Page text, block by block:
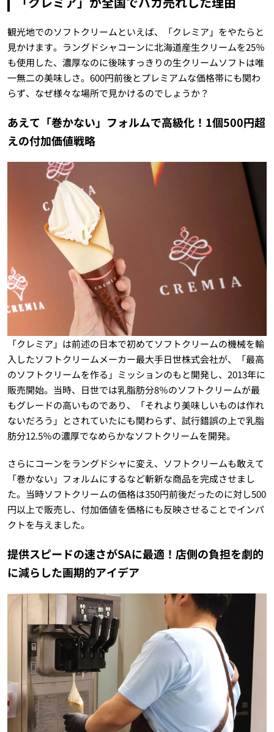
観光地でのソフトクリームといえば、「クレミア」をやたらと
見かけます。ラングドシャコーンに北海道産生クリームを25％
も使用した、濃厚なのに後味すっきりの生クリームソフトは唯
一無二の美味しさ。600円前後とプレミアムな価格帯にも関わ
らず、なぜ様々な場所で見かけるのでしょうか？
あえて「巻かない」フォルムで高級化！1個500円超
えの付加価値戦略
「クレミア」は前述の日本で初めてソフトクリームの機械を輸
入したソフトクリームメーカー最大手日世株式会社が、「最高
のソフトクリームを作る」ミッションのもと開発し、2013年に
販売開始。当時、日世では乳脂肪分8％のソフトクリームが最
もグレードの高いものであり、「それより美味しいものは作れ
ないだろう」とされていたにも関わらず、試行錯誤の上で乳脂
肪分12.5％の濃厚でなめらかなソフトクリームを開発。
さらにコーンをラングドシャに変え、ソフトクリームも敢えて
「巻かない」フォルムにするなど斬新な商品を完成させまし
た。当時ソフトクリームの価格は350円前後だったのに対し500
円以上で販売し、付加価値を価格にも反映させることでインパ
クトを与えました。
提供スピードの速さがSAに最適！店側の負担を劇的
に減らした画期的アイデア